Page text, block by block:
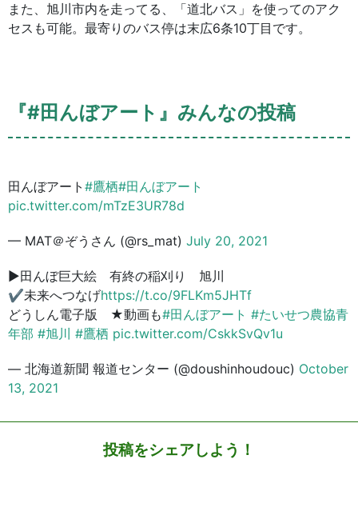
また、旭川市内を走ってる、「道北バス」を使ってのアク
セスも可能。最寄りのバス停は末広6条10丁目です。
『#田んぼアート』みんなの投稿
田んぼアート #鷹栖#田んぼアート
pic.twitter.com/mTzE3UR78d
— MAT＠ぞうさん (@rs_mat) July 20, 2021
▶︎田んぼ巨大絵 有終の稲刈り 旭川
✔︎未来へつなげhttps://t.co/9FLKm5JHTf
どうしん電子版 ★動画も#田んぼアート #たいせつ農協青
年部 #旭川 #鷹栖 pic.twitter.com/CskkSvQv1u
— 北海道新聞 報道センター (@doushinhoudouc) October
13, 2021
投稿をシェアしよう！